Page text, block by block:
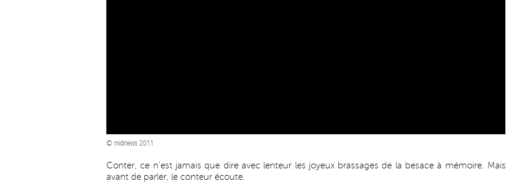
© midinews 2011
Conter, ce n'est jamais que dire avec lenteur les joyeux brassages de la besace à mémoire. Mais
avant de parler, le conteur écoute.